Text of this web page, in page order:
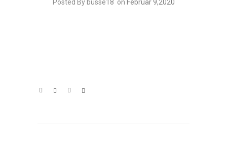
Posted By busse18 on Februar 9,2020